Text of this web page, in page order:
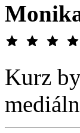
Kurz